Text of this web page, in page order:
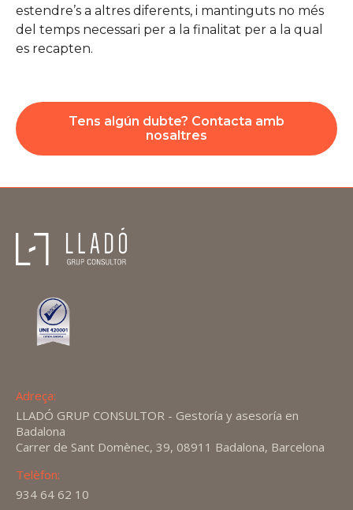
estendre’s a altres diferents, i mantinguts no més
del temps necessari per a la finalitat per a la qual
es recapten.
Tens algún dubte? Contacta amb
nosaltres
Adreça:
LLADÓ GRUP CONSULTOR - Gestoría y asesoría en
Badalona
Carrer de Sant Domènec, 39, 08911 Badalona, Barcelona
Telèfon:
934 64 62 10